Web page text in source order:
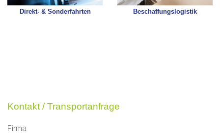
Direkt- & Sonderfahrten Beschaffungslogistik
Kontakt / Transportanfrage
Firma